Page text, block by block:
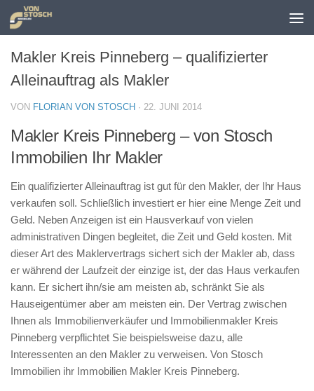
Zum Inhalt springen
Makler Kreis Pinneberg – qualifizierter
Alleinauftrag als Makler
VON FLORIAN VON STOSCH · 22. JUNI 2014
Makler Kreis Pinneberg – von Stosch
Immobilien Ihr Makler
Ein qualifizierter Alleinauftrag ist gut für den Makler, der Ihr Haus
verkaufen soll. Schließlich investiert er hier eine Menge Zeit und
Geld. Neben Anzeigen ist ein Hausverkauf von vielen
administrativen Dingen begleitet, die Zeit und Geld kosten. Mit
dieser Art des Maklervertrags sichert sich der Makler ab, dass
er während der Laufzeit der einzige ist, der das Haus verkaufen
kann. Er sichert ihn/sie am meisten ab, schränkt Sie als
Hauseigentümer aber am meisten ein. Der Vertrag zwischen
Ihnen als Immobilienverkäufer und Immobilienmakler Kreis
Pinneberg verpflichtet Sie beispielsweise dazu, alle
Interessenten an den Makler zu verweisen. Von Stosch
Immobilien ihr Immobilien Makler Kreis Pinneberg.